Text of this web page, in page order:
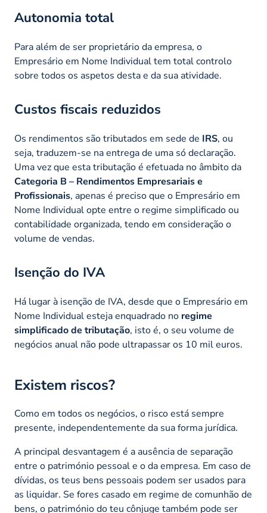
Autonomia total
Para além de ser proprietário da empresa, o
Empresário em Nome Individual tem total controlo
sobre todos os aspetos desta e da sua atividade.
Custos fiscais reduzidos
Os rendimentos são tributados em sede de IRS, ou
seja, traduzem-se na entrega de uma só declaração.
Uma vez que esta tributação é efetuada no âmbito da
Categoria B – Rendimentos Empresariais e
Profissionais, apenas é preciso que o Empresário em
Nome Individual opte entre o regime simplificado ou
contabilidade organizada, tendo em consideração o
volume de vendas.
Isenção do IVA
Há lugar à isenção de IVA, desde que o Empresário em
Nome Individual esteja enquadrado no regime
simplificado de tributação, isto é, o seu volume de
negócios anual não pode ultrapassar os 10 mil euros.
Existem riscos?
Como em todos os negócios, o risco está sempre
presente, independentemente da sua forma jurídica.
A principal desvantagem é a ausência de separação
entre o património pessoal e o da empresa. Em caso de
dívidas, os teus bens pessoais podem ser usados para
as liquidar. Se fores casado em regime de comunhão de
bens, o património do teu cônjuge também pode ser